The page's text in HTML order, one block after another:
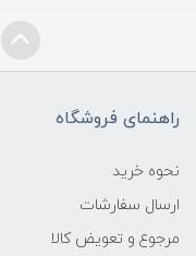
راهنمای فروشگاه
نحوه خرید
ارسال سفارشات
مرجوع و تعویض کالا